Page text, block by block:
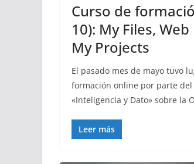
Curso de
10): My Files,
My Projects
El pasado mes de mayo tuvo
formación online por parte
«Inteligencia y Dato» sobre la
Leer más